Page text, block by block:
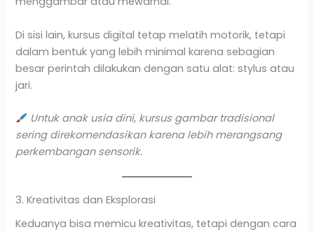
Di sisi lain, kursus digital tetap melatih motorik, tetapi
dalam bentuk yang lebih minimal karena sebagian
besar perintah dilakukan dengan satu alat: stylus atau
jari.
Untuk anak usia dini, kursus gambar tradisional
sering direkomendasikan karena lebih merangsang
perkembangan sensorik.
3. Kreativitas dan Eksplorasi
Keduanya bisa memicu kreativitas, tetapi dengan cara